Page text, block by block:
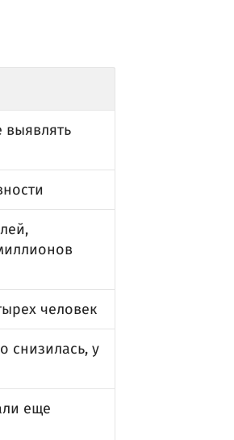
выявлять
человек
снизилась, у
еще